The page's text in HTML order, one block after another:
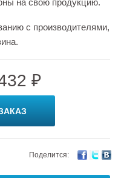
на свою продукцию.
с производителями,
₽
Поделится: